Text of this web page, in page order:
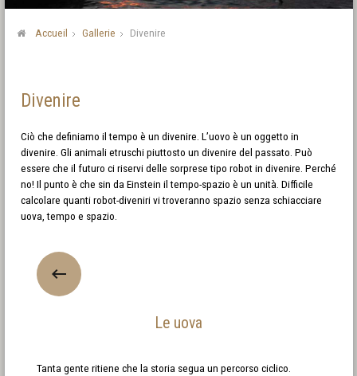
Accueil Gallerie Divenire
Divenire
Ciò che definiamo il tempo è un divenire. L’uovo è un oggetto in
divenire. Gli animali etruschi piuttosto un divenire del passato. Può
essere che il futuro ci riservi delle sorprese tipo robot in divenire. Perché
no! Il punto è che sin da Einstein il tempo-spazio è un unità. Difficile
calcolare quanti robot-diveniri vi troveranno spazio senza schiacciare
uova, tempo e spazio.
Le uova
Tanta gente ritiene che la storia segua un percorso ciclico.